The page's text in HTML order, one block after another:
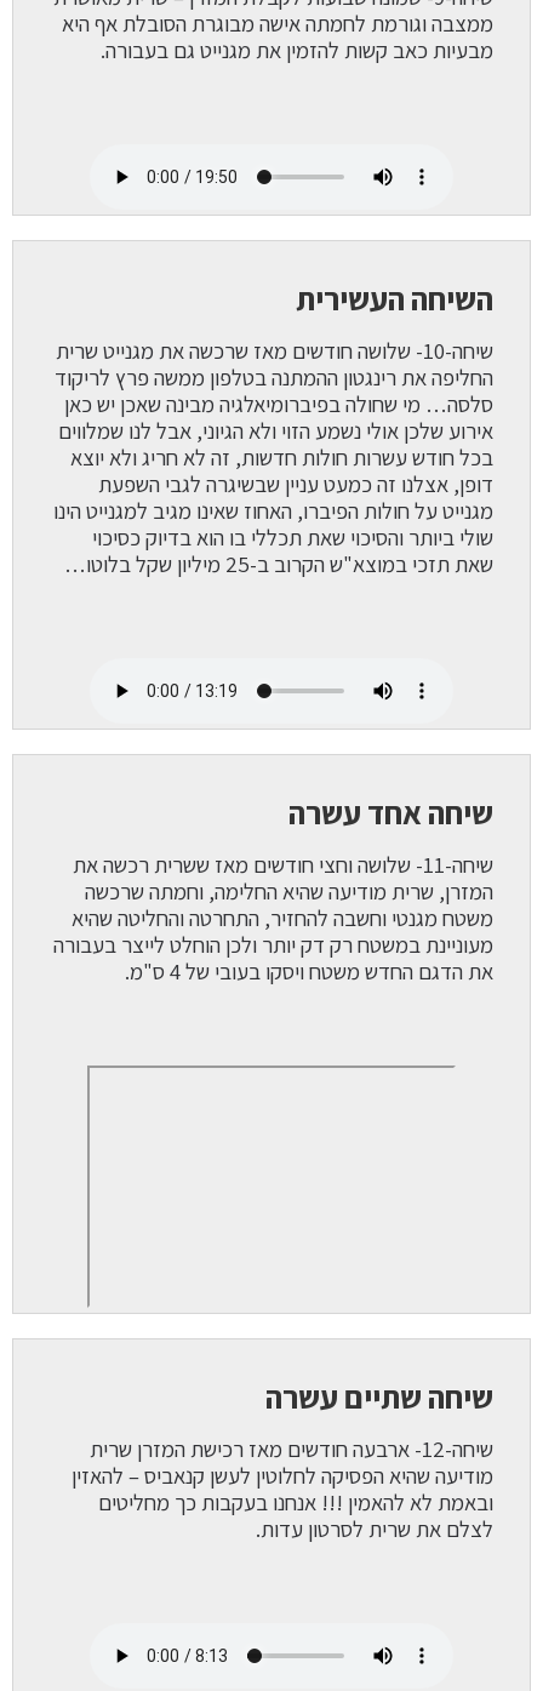
ממצבה וגורמת לחמתה אישה מבוגרת הסובלת אף היא
מבעיות כאב קשות להזמין את מגנייט גם בעבורה.
השיחה העשירית
שיחה-10- שלושה חודשים מאז שרכשה את מגנייט שרית
החליפה את רינגטון ההמתנה בטלפון ממשה פרץ לריקוד
סלסה… מי שחולה בפיברומיאלגיה מבינה שאכן יש כאן
אירוע שלכן אולי נשמע הזוי ולא הגיוני, אבל לנו שמלווים
בכל חודש עשרות חולות חדשות, זה לא חריג ולא יוצא
דופן, אצלנו זה כמעט עניין שבשיגרה לגבי השפעת
מגנייט על חולות הפיברו, האחוז שאינו מגיב למגנייט הינו
שולי ביותר והסיכוי שאת תכללי בו הוא בדיוק כסיכוי
שאת תזכי במוצא"ש הקרוב ב-25 מיליון שקל בלוטו…
שיחה אחד עשרה
שיחה-11- שלושה וחצי חודשים מאז ששרית רכשה את
המזרן, שרית מודיעה שהיא החלימה, וחמתה שרכשה
משטח מגנטי וחשבה להחזיר, התחרטה והחליטה שהיא
מעוניינת במשטח רק דק יותר ולכן הוחלט לייצר בעבורה
את הדגם החדש משטח ויסקו בעובי של 4 ס"מ.
שיחה שתיים עשרה
שיחה-12- ארבעה חודשים מאז רכישת המזרן שרית
מודיעה שהיא הפסיקה לחלוטין לעשן קנאביס – להאזין
ובאמת לא להאמין !!! אנחנו בעקבות כך מחליטים
לצלם את שרית לסרטון עדות.